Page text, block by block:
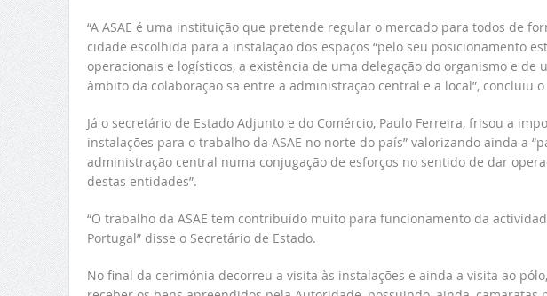
“A ASAE é uma instituição que pretende regular o mercado para todos de
cidade escolhida para a instalação dos espaços “pelo seu posicionamento
operacionais e logísticos, a existência de uma delegação do organismo e de
âmbito da colaboração sã entre a administração central e a local”, concluiu
Já o secretário de Estado Adjunto e do Comércio, Paulo Ferreira, frisou a
instalações para o trabalho da ASAE no norte do país” valorizando ainda a
administração central numa conjugação de esforços no sentido de dar
destas entidades”.
“O trabalho da ASAE tem contribuído muito para funcionamento da
Portugal” disse o Secretário de Estado.
No final da cerimónia decorreu a visita às instalações e ainda a visita ao